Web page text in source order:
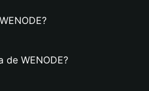
de WENODE?